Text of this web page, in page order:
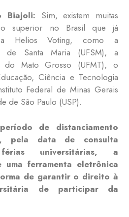
Biajoli: Sim, existem muitas
superior no Brasil que já
Helios Voting, como a
de Santa Maria (UFSM), a
do Mato Grosso (UFMT), o
Ciência e Tecnologia
Federal de Minas Gerais
de São Paulo (USP).
de distanciamento
pela data de consulta
universitárias, a
uma ferramenta eletrônica
de garantir o direito à
de participar da